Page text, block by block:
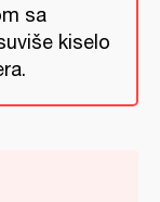
sa
kiselo